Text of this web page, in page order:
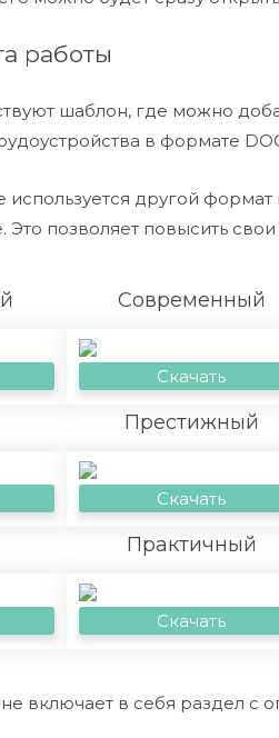
работы
шаблон, где можно
в формате
другой
Это позволяет повысить
Современный
Скачать
Престижный
Скачать
Практичный
Скачать
не включает в себя раздел